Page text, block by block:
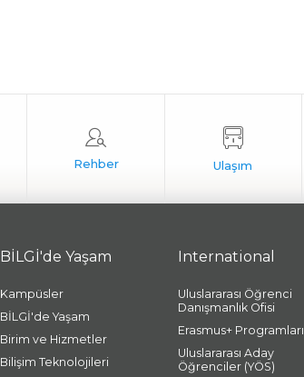
BİLGİ'de Yaşam
Kampüsler
BİLGİ'de Yaşam
Birim ve Hizmetler
Bilişim Teknolojileri
International
Uluslararası Öğrenci
Danışmanlık Ofisi
Erasmus+ Programları
Uluslararası Aday
Öğrenciler (YÖS)